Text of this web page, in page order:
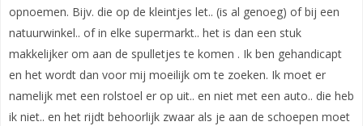
opnoemen. Bijv. die op de kleintjes let.. (is al genoeg) of bij een
natuurwinkel.. of in elke supermarkt.. het is dan een stuk
makkelijker om aan de spulletjes te komen . Ik ben gehandicapt
en het wordt dan voor mij moeilijk om te zoeken. Ik moet er
namelijk met een rolstoel er op uit.. en niet met een auto.. die heb
ik niet.. en het rijdt behoorlijk zwaar als je aan de schoepen moet